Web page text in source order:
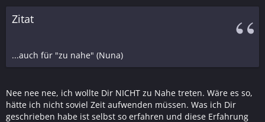
Zitat
...auch für "zu nahe" (Nuna)
Nee nee nee, ich wollte Dir NICHT zu Nahe treten. Wäre es so,
hätte ich nicht soviel Zeit aufwenden müssen. Was ich Dir
geschrieben habe ist selbst so erfahren und diese Erfahrung